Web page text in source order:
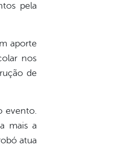
pela
aporte
nos
de
evento.
mais a
atua